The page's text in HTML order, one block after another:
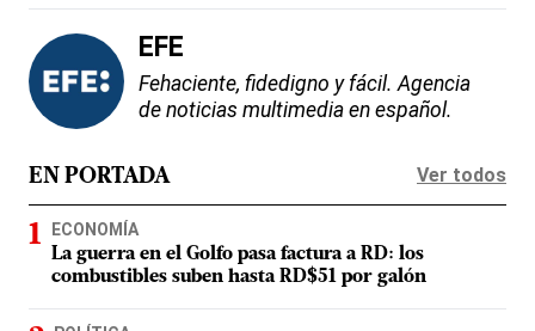
EFE
Fehaciente, fidedigno y fácil. Agencia
de noticias multimedia en español.
EN PORTADA Ver todos
ECONOMÍA
La guerra en el Golfo pasa factura a RD: los
combustibles suben hasta RD$51 por galón